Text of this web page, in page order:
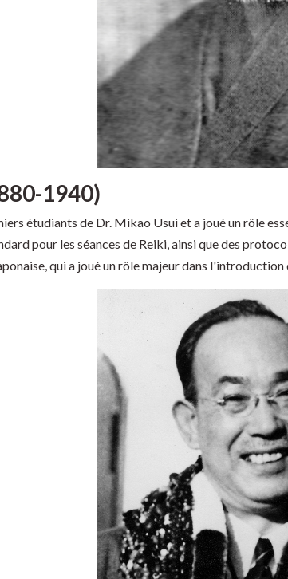
1940)
étudiants de Dr. Mikao Usui et a joué un rôle
pour les séances de Reiki, ainsi que des
qui a joué un rôle majeur dans